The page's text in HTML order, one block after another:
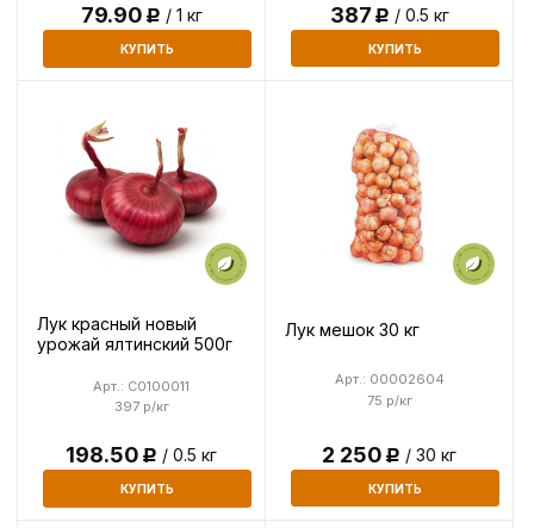
79.90Р / 1 кг
КУПИТЬ
387Р / 0.5 кг
КУПИТЬ
Лук красный новый
урожай ялтинский 500г
397 р/кг
Арт.: C0100011
198.50Р / 0.5 кг
КУПИТЬ
Лук мешок 30 кг
75 р/кг
Арт.: 00002604
2 250Р / 30 кг
КУПИТЬ